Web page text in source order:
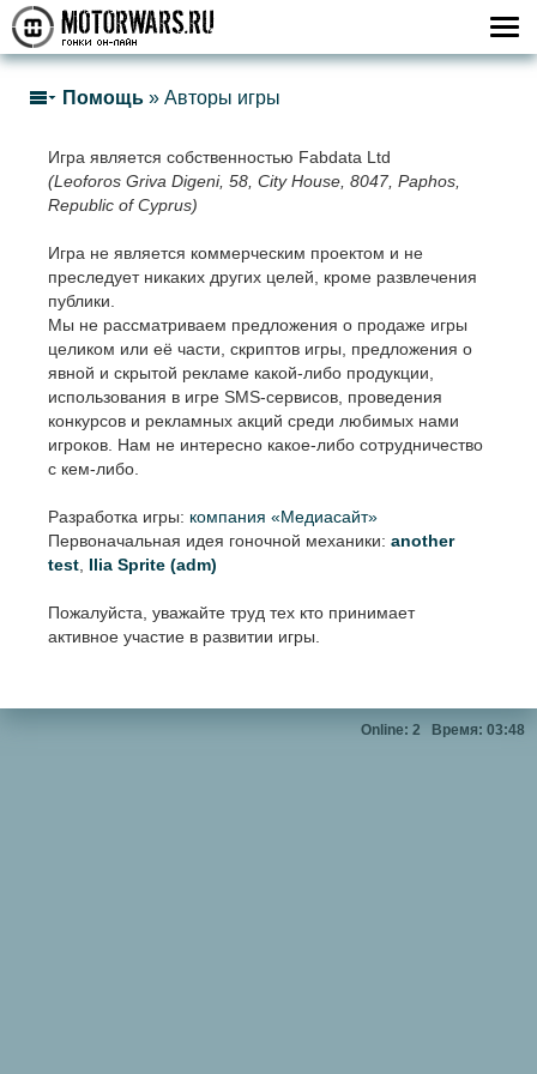
Помощь » Авторы игры
Игра является собственностью Fabdata Ltd
(Leoforos Griva Digeni, 58, City House, 8047, Paphos,
Republic of Cyprus)
Игра не является коммерческим проектом и не
преследует никаких других целей, кроме развлечения
публики.
Мы не рассматриваем предложения о продаже игры
целиком или её части, скриптов игры, предложения о
явной и скрытой рекламе какой-либо продукции,
использования в игре SMS-сервисов, проведения
конкурсов и рекламных акций среди любимых нами
игроков. Нам не интересно какое-либо сотрудничество
с кем-либо.
Разработка игры: компания «Медиасайт»
Первоначальная идея гоночной механики: another
test Ilia Sprite (adm)
Пожалуйста, уважайте труд тех кто принимает
активное участие в развитии игры.
Online: 2 Время: 03:48